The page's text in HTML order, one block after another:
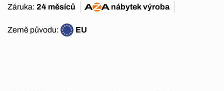
Záruka: 24 měsíců nábytekvýroba
Země původu: EU